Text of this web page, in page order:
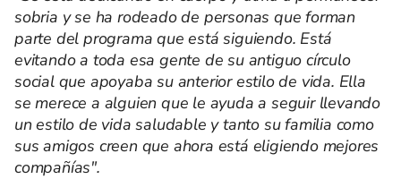
sobria y se ha rodeado de personas que forman
parte del programa que está siguiendo. Está
evitando a toda esa gente de su antiguo círculo
social que apoyaba su anterior estilo de vida. Ella
se merece a alguien que le ayuda a seguir llevando
un estilo de vida saludable y tanto su familia como
sus amigos creen que ahora está eligiendo mejores
compañías".